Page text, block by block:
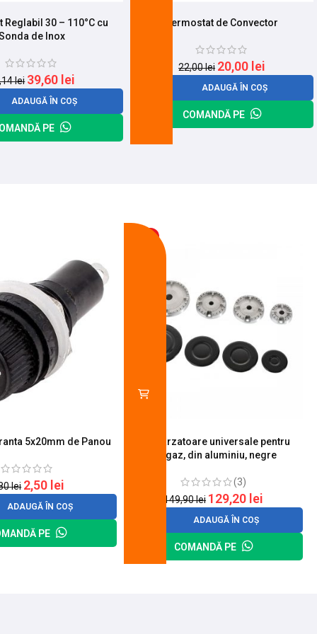
Reglabil 30 – 110°C cu
de Inox
lei 39,60 lei
ADAUGĂ ÎN COȘ
PE
Termostat de Convector
22,00lei 20,00 lei
ADAUGĂ ÎN COȘ
COMANDĂ PE
5x20mm de Panou
lei 2,50 lei
ADAUGĂ ÎN COȘ
PE
Set 4 arzatoare universale pentru
aragaz, din aluminiu, negre
(3)
149,90lei 129,20 lei
ADAUGĂ ÎN COȘ
COMANDĂ PE